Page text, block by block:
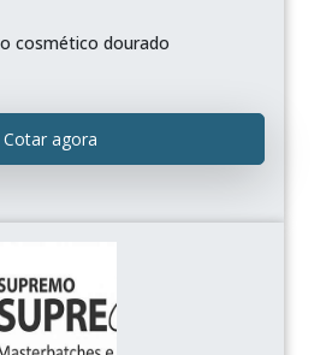
cosmético dourado
Cotar agora